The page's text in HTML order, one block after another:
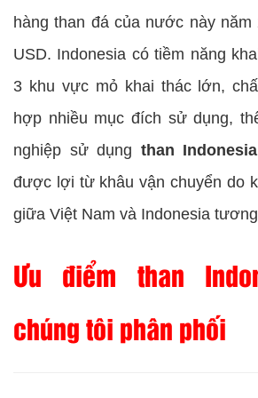
hàng than đá của nước này năm
USD. Indonesia có tiềm năng
3 khu vực mỏ khai thác lớn,
hợp nhiều mục đích sử dụng,
nghiệp sử dụng than
được lợi từ khâu vận chuyển do
giữa Việt Nam và Indonesia
Ưu điểm than
chúng tôi phân phối